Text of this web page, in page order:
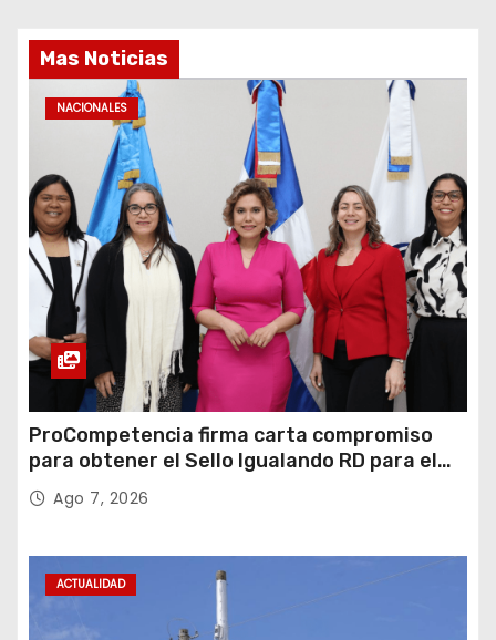
Mas Noticias
NACIONALES
ProCompetencia firma carta compromiso
para obtener el Sello Igualando RD para el
Sector Público
Ago 7, 2026
ACTUALIDAD